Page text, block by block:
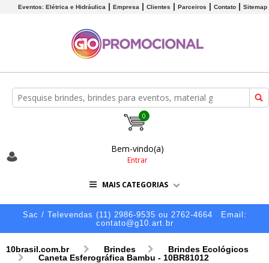
Eventos: Elétrica e Hidráulica Empresa Clientes Parceiros Contato Sitemap
0
Bem-vindo(a)
Entrar
MAIS CATEGORIAS
Sac / Televendas (11) 2986-9535 ou 2762-4664
Email:
contato@g10.art.br
10brasil.com.br Brindes
Brindes Ecológicos
Caneta Esferográfica Bambu - 10BR81012